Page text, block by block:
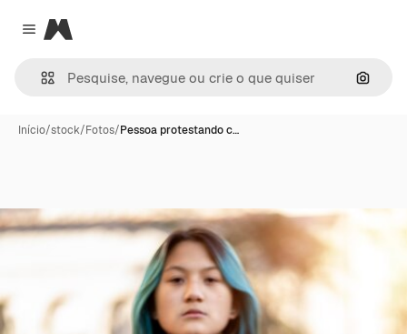
Close menu
Magnific
Início/stock/Fotos/Pessoa protestando c…